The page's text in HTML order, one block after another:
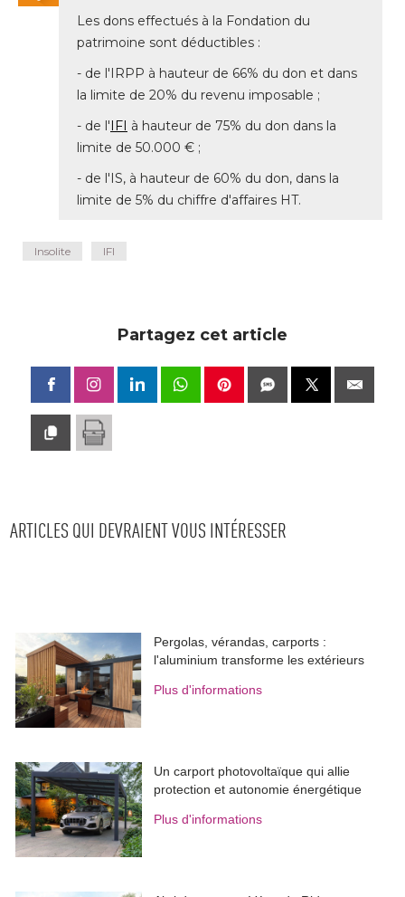
Les dons effectués à la Fondation du
patrimoine sont déductibles :
- de l'IRPP à hauteur de 66% du don et dans
la limite de 20% du revenu imposable ;
- de l'IFI à hauteur de 75% du don dans la
limite de 50.000 € ;
- de l'IS, à hauteur de 60% du don, dans la
limite de 5% du chiffre d'affaires HT.
Insolite IFI
Partagez cet article
ARTICLES QUI DEVRAIENT VOUS INTÉRESSER
Pergolas, vérandas, carports :
l'aluminium transforme les extérieurs
Plus d'informations
Un carport photovoltaïque qui allie
protection et autonomie énergétique
Plus d'informations